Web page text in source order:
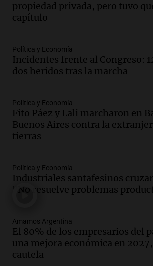
Episodios
Audio.
mano es muy peligroso”
La Argentina, hoy
Episodios
sobre los parques educativos
Amamos Argentina
Episodios
Audio.
durante la primavera
Informados al regreso
Episodios
tras fuertes vientos
Panorama Federal
Episodios
propiedad privada, pero tuvo
capítulo
Política y Economía
Incidentes frente al Congreso:
dos heridos tras la marcha
Política y Economía
Fito Páez y Lali marcharon en
Buenos Aires contra la
tierras
Política y Economía
Industriales santafesinos
"No resuelve problemas
Amamos Argentina
El 80% de los empresarios del
una mejora económica en
cautela